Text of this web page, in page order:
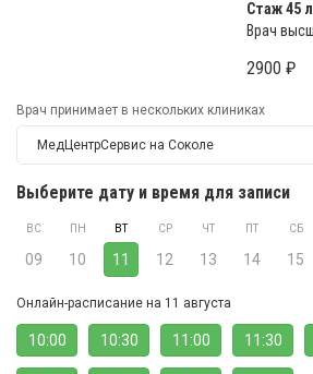
Стаж 45
Врач
2900 ₽
Врач принимает в нескольких клиниках
МедЦентрСервис на Соколе
Выберите дату и время для записи
ВС
09
ПН
10
ВТ
11
СР
12
ЧТ
13
ПТ
14
СБ
15
Онлайн-расписание на 11 августа
10:00 10:30 11:00 11:30